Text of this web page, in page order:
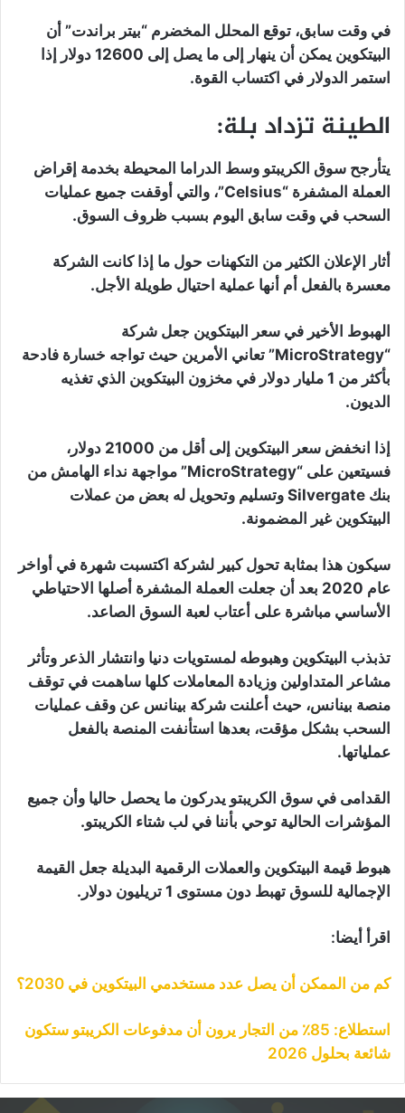
في وقت سابق، توقع المحلل المخضرم “بيتر براندت” أن
البيتكوين يمكن أن ينهار إلى ما يصل إلى 12600 دولار إذا
استمر الدولار في اكتساب القوة.
الطينة تزداد بلة:
يتأرجح سوق الكريبتو وسط الدراما المحيطة بخدمة إقراض
العملة المشفرة “Celsius”، والتي أوقفت جميع عمليات
السحب في وقت سابق اليوم بسبب ظروف السوق.
أثار الإعلان الكثير من التكهنات حول ما إذا كانت الشركة
معسرة بالفعل أم أنها عملية احتيال طويلة الأجل.
الهبوط الأخير في سعر البيتكوين جعل شركة
“MicroStrategy” تعاني الأمرين حيث تواجه خسارة فادحة
بأكثر من 1 مليار دولار في مخزون البيتكوين الذي تغذيه
الديون.
إذا انخفض سعر البيتكوين إلى أقل من 21000 دولار،
فسيتعين على “MicroStrategy” مواجهة نداء الهامش من
بنك Silvergate وتسليم وتحويل له بعض من عملات
البيتكوين غير المضمونة.
سيكون هذا بمثابة تحول كبير لشركة اكتسبت شهرة في أواخر
عام 2020 بعد أن جعلت العملة المشفرة أصلها الاحتياطي
الأساسي مباشرة على أعتاب لعبة السوق الصاعد.
تذبذب البيتكوين وهبوطه لمستويات دنيا وانتشار الذعر وتأثر
مشاعر المتداولين وزيادة المعاملات كلها ساهمت في توقف
منصة بينانس، حيث أعلنت شركة بينانس عن وقف عمليات
السحب بشكل مؤقت، بعدها استأنفت المنصة بالفعل
عملياتها.
القدامى في سوق الكريبتو يدركون ما يحصل حاليا وأن جميع
المؤشرات الحالية توحي بأننا في لب شتاء الكريبتو.
هبوط قيمة البيتكوين والعملات الرقمية البديلة جعل القيمة
الإجمالية للسوق تهبط دون مستوى 1 تريليون دولار.
اقرأ أيضا:
كم من الممكن أن يصل عدد مستخدمي البيتكوين في 2030؟
استطلاع: 85٪ من التجار يرون أن مدفوعات الكريبتو ستكون
شائعة بحلول 2026